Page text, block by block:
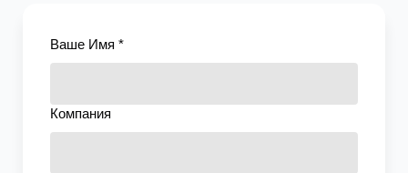
Ваше Имя *
Компания